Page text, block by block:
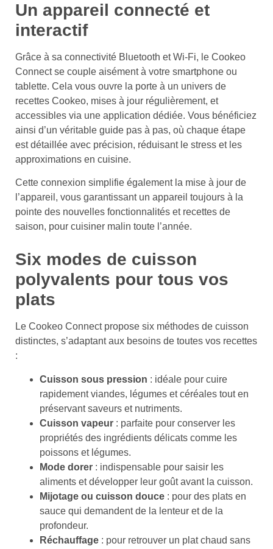
Un appareil connecté et
interactif
Grâce à sa connectivité Bluetooth et Wi-Fi, le Cookeo
Connect se couple aisément à votre smartphone ou
tablette. Cela vous ouvre la porte à un univers de
recettes Cookeo, mises à jour régulièrement, et
accessibles via une application dédiée. Vous bénéficiez
ainsi d’un véritable guide pas à pas, où chaque étape
est détaillée avec précision, réduisant le stress et les
approximations en cuisine.
Cette connexion simplifie également la mise à jour de
l’appareil, vous garantissant un appareil toujours à la
pointe des nouvelles fonctionnalités et recettes de
saison, pour cuisiner malin toute l’année.
Six modes de cuisson
polyvalents pour tous vos
plats
Le Cookeo Connect propose six méthodes de cuisson
distinctes, s’adaptant aux besoins de toutes vos recettes
:
Cuisson sous pression : idéale pour cuire
rapidement viandes, légumes et céréales tout en
préservant saveurs et nutriments.
Cuisson vapeur : parfaite pour conserver les
propriétés des ingrédients délicats comme les
poissons et légumes.
Mode dorer : indispensable pour saisir les
aliments et développer leur goût avant la cuisson.
Mijotage ou cuisson douce : pour des plats en
sauce qui demandent de la lenteur et de la
profondeur.
Réchauffage : pour retrouver un plat chaud sans